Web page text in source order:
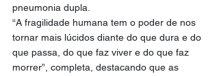
pneumonia dupla.
“A fragilidade humana tem o poder de nos
tornar mais lúcidos diante do que dura e do
que passa, do que faz viver e do que faz
morrer”, completa, destacando que as